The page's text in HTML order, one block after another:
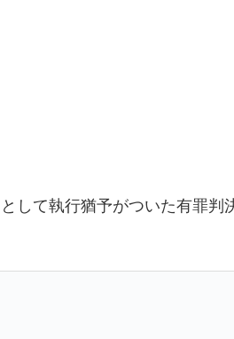
して執行猶予がついた有罪判